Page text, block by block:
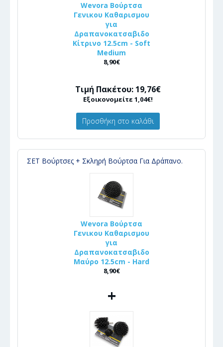
Wevora Βούρτσα
Γενικου Καθαρισμου
για
Δραπανοκατσαβιδο
Κίτρινο 12.5cm - Soft
Medium
8,90€
Τιμή Πακέτου: 19,76€
Εξοικονομείτε 1,04€!
Προσθήκη στο καλάθι
ΣΕΤ Βούρτσες + Σκληρή Βούρτσα Για Δράπανο.
Wevora Βούρτσα
Γενικου Καθαρισμου
για
Δραπανοκατσαβιδο
Μαύρο 12.5cm - Hard
8,90€
+